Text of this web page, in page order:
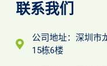
联系我们
公司地址：深圳市
15栋6楼